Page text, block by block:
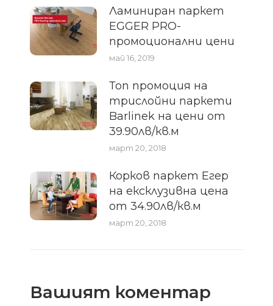
Ламиниран паркет
EGGER PRO-
промоционални цени
май 16, 2019
Топ промоция на
трислойни паркети
Barlinek на цени от
39.90лв/кв.м
март 20, 2018
Корков паркет Егер
на ексклузивна цена
от 34.90лв/кв.м
март 20, 2018
Вашият коментар